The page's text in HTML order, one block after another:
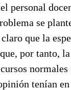
personal
se
que la
por tanto,
normales
tenían